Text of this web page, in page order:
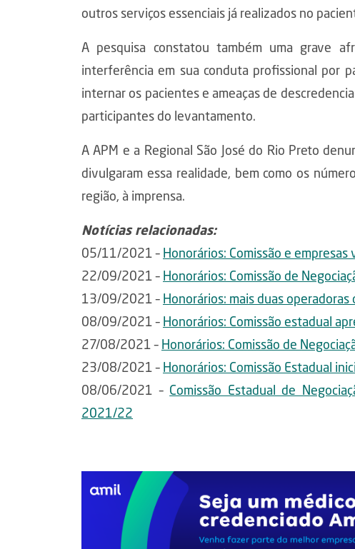
outros serviços essenciais já realizados no
A pesquisa constatou também uma grave
interferência em sua conduta profissional por
internar os pacientes e ameaças de
participantes do levantamento.
A APM e a Regional São José do Rio Preto
divulgaram essa realidade, bem como os
região, à imprensa.
Notícias relacionadas:
05/11/2021 – Honorários: Comissão e
22/09/2021 – Honorários: Comissão de
13/09/2021 – Honorários: mais duas
08/09/2021 – Honorários: Comissão estadual
27/08/2021 – Honorários: Comissão de
23/08/2021 – Honorários: Comissão Estadual
08/06/2021 – Comissão Estadual de
2021/22